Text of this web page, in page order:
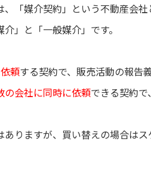
「媒介契約」という不動産会社
」と「一般媒介」です。
頼する契約で、販売活動の報告
の会社に同時に依頼できる契約で
ありますが、買い替えの場合は